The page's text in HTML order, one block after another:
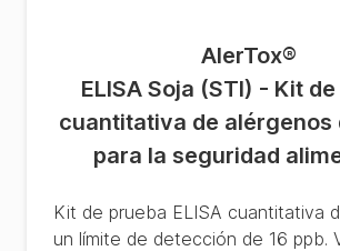
AlerTox®
ELISA Soja (STI) - Kit
cuantitativa de alérgenos
para la seguridad
Kit de prueba ELISA cuantitativa
un límite de detección de 16 ppb.